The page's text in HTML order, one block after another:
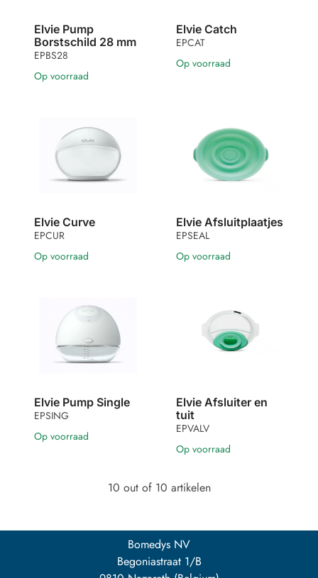
Elvie Pump
Borstschild 28 mm
EPBS28
Op voorraad
Elvie Catch
EPCAT
Op voorraad
Elvie Curve
EPCUR
Op voorraad
Elvie Afsluitplaatjes
EPSEAL
Op voorraad
Elvie Pump Single
EPSING
Op voorraad
Elvie Afsluiter en
tuit
EPVALV
Op voorraad
10 out of 10 artikelen
Bomedys NV
Begoniastraat 1/B